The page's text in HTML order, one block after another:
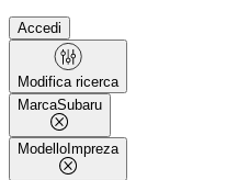
Accedi
Modifica ricerca
MarcaSubaru
Modello Impreza